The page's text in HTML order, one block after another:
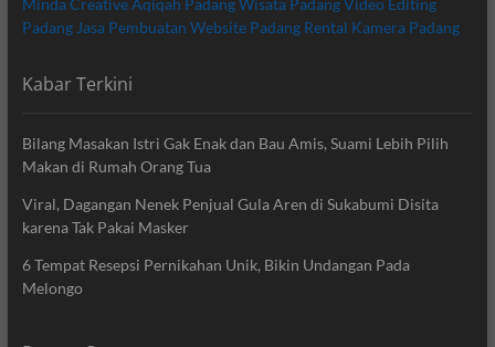
Padang Jasa Pembuatan Website Padang Rental Kamera Padang
Kabar Terkini
Bilang Masakan Istri Gak Enak dan Bau Amis, Suami Lebih Pilih
Makan di Rumah Orang Tua
Viral, Dagangan Nenek Penjual Gula Aren di Sukabumi Disita
karena Tak Pakai Masker
6 Tempat Resepsi Pernikahan Unik, Bikin Undangan Pada
Melongo